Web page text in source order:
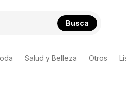
Busca
Salud y Belleza Otros